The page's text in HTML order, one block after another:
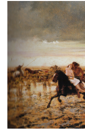
Actualidad
Archivo Cenfoto-UDP
Arquetipos de situación
Artes visuales
Ciencia
Cine y televisión
Ciudad
Cómics
Críticas